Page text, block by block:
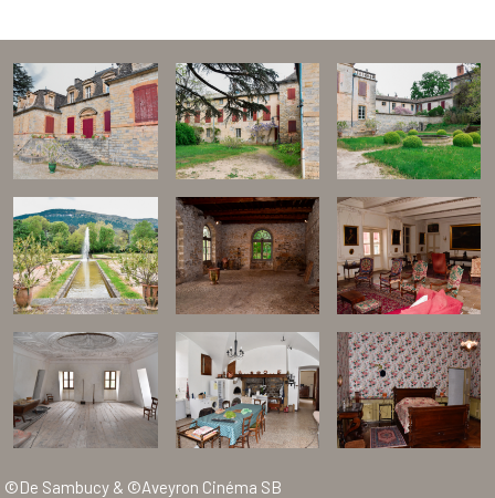
©De Sambucy & ©Aveyron Cinéma SB